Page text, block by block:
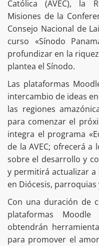
Católica (AVEC), la
Misiones de la
Consejo Nacional de
curso «Sínodo
profundizar en la
plantea el Sínodo.
Las plataformas
intercambio de ideas
las regiones
para comenzar el
integra el programa
de la AVEC; ofrecerá
sobre el desarrollo y
y permitirá actualizar a
en Diócesis, parroquias
Con una duración de
plataformas
obtendrán
para promover el